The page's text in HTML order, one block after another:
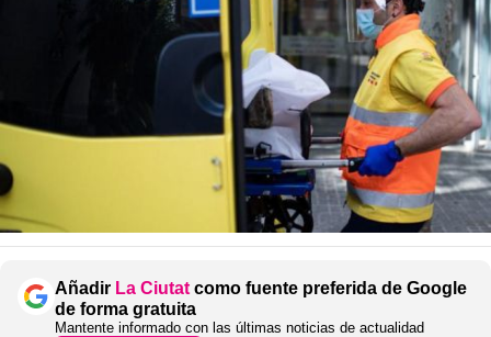
Añadir La Ciutat como fuente preferida de Google
de forma gratuita
Mantente informado con las últimas noticias de actualidad